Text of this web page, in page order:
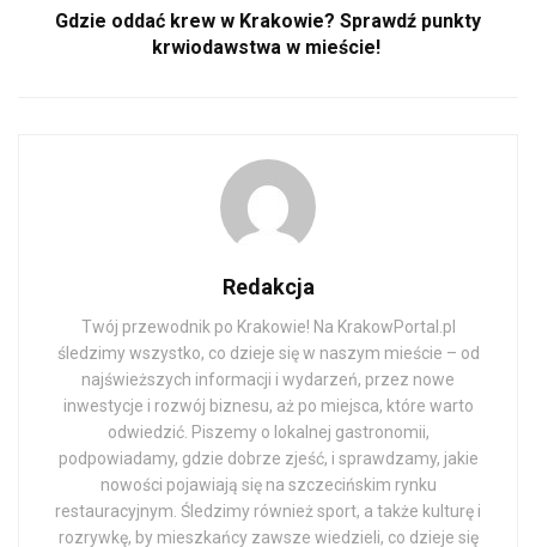
Gdzie oddać krew w Krakowie? Sprawdź punkty
krwiodawstwa w mieście!
Redakcja
Twój przewodnik po Krakowie! Na KrakowPortal.pl
śledzimy wszystko, co dzieje się w naszym mieście – od
najświeższych informacji i wydarzeń, przez nowe
inwestycje i rozwój biznesu, aż po miejsca, które warto
odwiedzić. Piszemy o lokalnej gastronomii,
podpowiadamy, gdzie dobrze zjeść, i sprawdzamy, jakie
nowości pojawiają się na szczecińskim rynku
restauracyjnym. Śledzimy również sport, a także kulturę i
rozrywkę, by mieszkańcy zawsze wiedzieli, co dzieje się